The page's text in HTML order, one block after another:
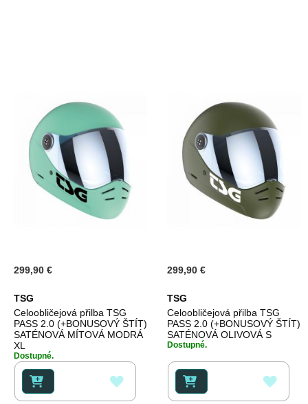
299,90 €
TSG
Celoobličejová přilba TSG
PASS 2.0 (+BONUSOVÝ ŠTÍT)
SATÉNOVÁ MÍTOVÁ MODRÁ
XL
Dostupné.
299,90 €
TSG
Celoobličejová přilba TSG
PASS 2.0 (+BONUSOVÝ ŠTÍT)
SATÉNOVÁ OLIVOVÁ S
Dostupné.